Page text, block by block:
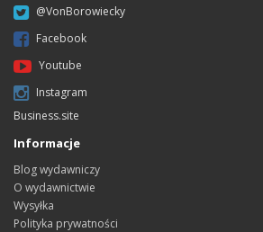
@VonBorowiecky
Facebook
Youtube
Instagram
Business.site
Informacje
Blog wydawniczy
O wydawnictwie
Wysyłka
Polityka prywatności